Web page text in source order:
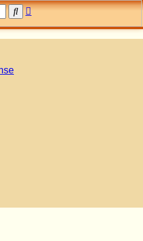
Rechercher
Recherche